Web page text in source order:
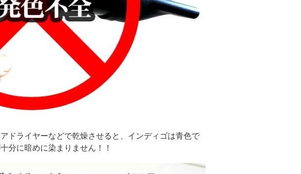
ドライヤーなどで乾燥させると、インディゴは青色で
分に暗めに染まりません！！